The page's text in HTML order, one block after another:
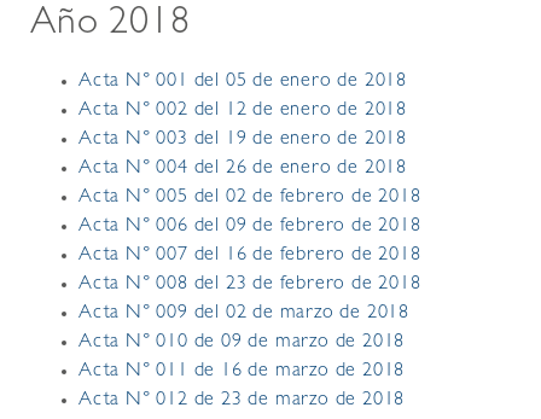
Año 2018
Acta N° 001 del 05 de enero de 2018
Acta N° 002 del 12 de enero de 2018
Acta N° 003 del 19 de enero de 2018
Acta N° 004 del 26 de enero de 2018
Acta N° 005 del 02 de febrero de 2018
Acta N° 006 del 09 de febrero de 2018
Acta N° 007 del 16 de febrero de 2018
Acta N° 008 del 23 de febrero de 2018
Acta N° 009 del 02 de marzo de 2018
Acta N° 010 de 09 de marzo de 2018
Acta N° 011 de 16 de marzo de 2018
Acta N° 012 de 23 de marzo de 2018